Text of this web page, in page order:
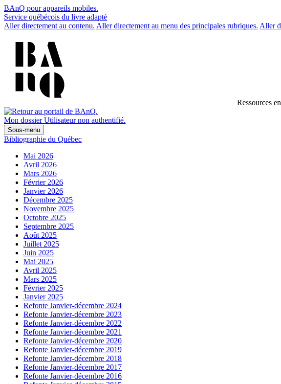
BAnQ pour appareils mobiles.
Service québécois du livre adapté
Aller directement au contenu. Aller directement au menu des principales rubriques. Aller
Ressources
Mon dossier Utilisateur non authentifié.
Sous-menu
Bibliographie du Québec
Mai 2026
Avril 2026
Mars 2026
Février 2026
Janvier 2026
Décembre 2025
Novembre 2025
Octobre 2025
Septembre 2025
Août 2025
Juillet 2025
Juin 2025
Mai 2025
Avril 2025
Mars 2025
Février 2025
Janvier 2025
Refonte Janvier-décembre 2024
Refonte Janvier-décembre 2023
Refonte Janvier-décembre 2022
Refonte Janvier-décembre 2021
Refonte Janvier-décembre 2020
Refonte Janvier-décembre 2019
Refonte Janvier-décembre 2018
Refonte Janvier-décembre 2017
Refonte Janvier-décembre 2016